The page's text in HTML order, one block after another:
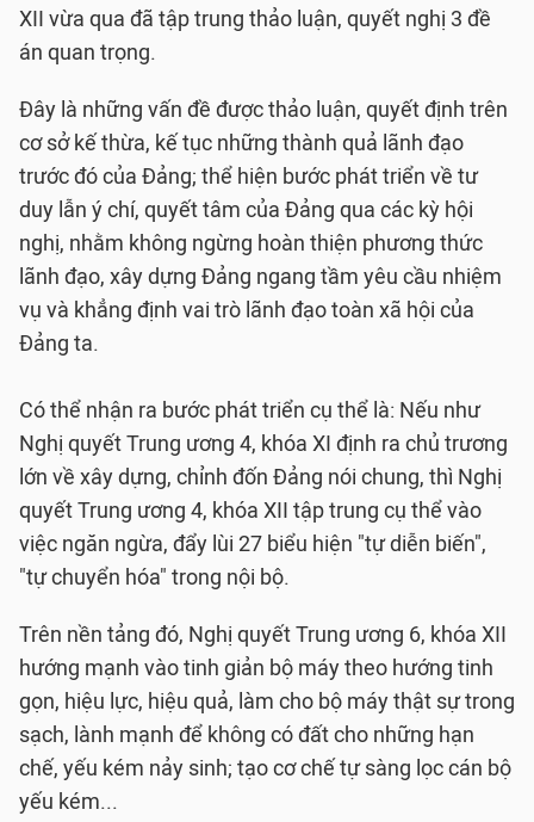
XII vừa qua đã tập trung thảo luận, quyết nghị 3 đề
án quan trọng.
Đây là những vấn đề được thảo luận, quyết định trên
cơ sở kế thừa, kế tục những thành quả lãnh đạo
trước đó của Đảng; thể hiện bước phát triển về tư
duy lẫn ý chí, quyết tâm của Đảng qua các kỳ hội
nghị, nhằm không ngừng hoàn thiện phương thức
lãnh đạo, xây dựng Đảng ngang tầm yêu cầu nhiệm
vụ và khẳng định vai trò lãnh đạo toàn xã hội của
Đảng ta.
Có thể nhận ra bước phát triển cụ thể là: Nếu như
Nghị quyết Trung ương 4, khóa XI định ra chủ trương
lớn về xây dựng, chỉnh đốn Đảng nói chung, thì Nghị
quyết Trung ương 4, khóa XII tập trung cụ thể vào
việc ngăn ngừa, đẩy lùi 27 biểu hiện "tự diễn biến",
"tự chuyển hóa" trong nội bộ.
Trên nền tảng đó, Nghị quyết Trung ương 6, khóa XII
hướng mạnh vào tinh giản bộ máy theo hướng tinh
gọn, hiệu lực, hiệu quả, làm cho bộ máy thật sự trong
sạch, lành mạnh để không có đất cho những hạn
chế, yếu kém nảy sinh; tạo cơ chế tự sàng lọc cán bộ
yếu kém...